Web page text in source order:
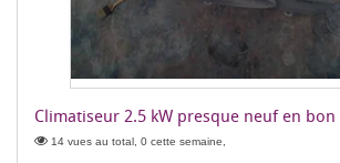
Climatiseur 2.5 kW presque neuf en
14 vues au total, 0 cette semaine,